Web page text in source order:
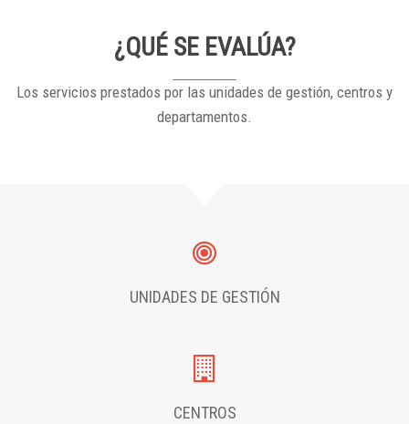
¿QUÉ SE EVALÚA?
Los servicios prestados por las unidades de gestión, centros y
departamentos.
UNIDADES DE GESTIÓN
CENTROS